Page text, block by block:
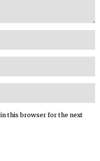
in this browser for the next